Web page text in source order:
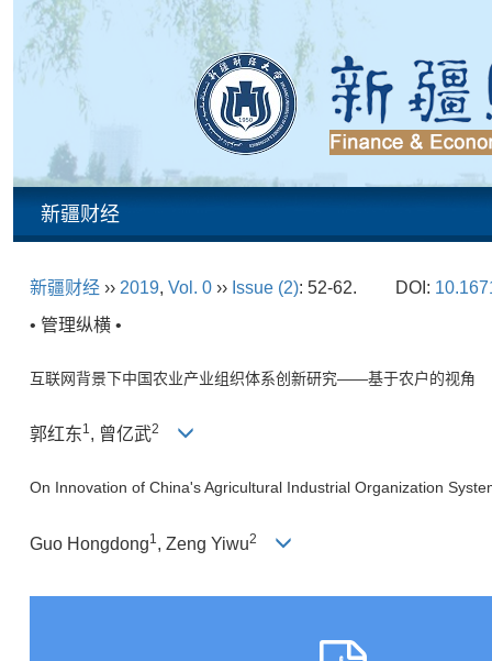
新疆财经
新疆财经 ›› 2019, Vol. 0 ›› Issue (2): 52-62. DOI:
• 管理纵横 •
互联网背景下中国农业产业组织体系创新研究——基于农户的视角
郭红东1, 曾亿武2
On Innovation of China's Agricultural Industrial Organization
Guo Hongdong1 , Zeng Yiwu2